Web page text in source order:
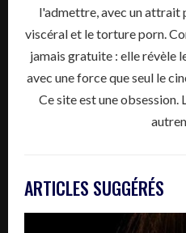
l'admettre, avec un attrait
viscéral et le torture porn.
jamais gratuite : elle révèle
avec une force que seul le
Ce site est une obsession.
ARTICLES SUGGÉRÉS